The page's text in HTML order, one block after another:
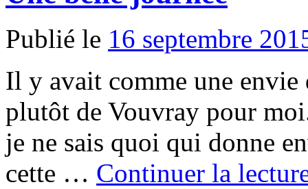
Publié le 16 septembre
Il y avait comme une envie
plutôt de Vouvray pour
je ne sais quoi qui donne
cette … Continuer la